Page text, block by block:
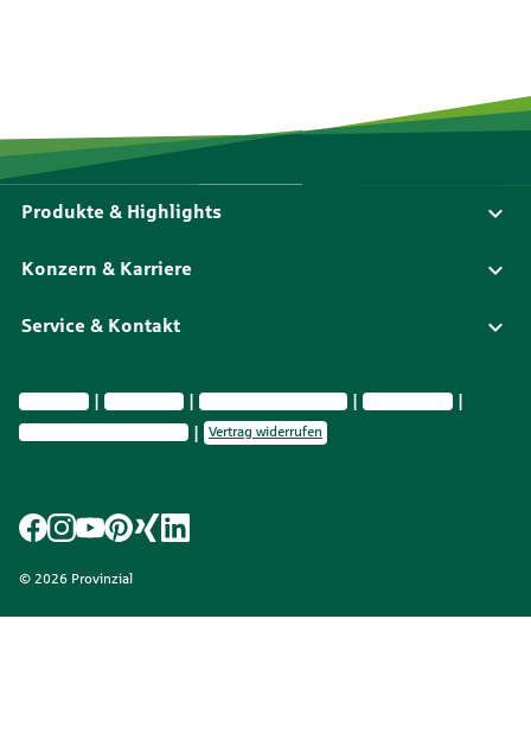
Produkte & Highlights
Konzern & Karriere
Service & Kontakt
Impressum Datenschutz Vermittlerinformationen
Nachhaltig­keit
Privatsphäre-Einstellungen
Vertrag widerrufen